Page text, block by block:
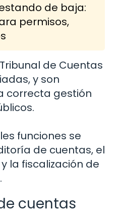
de baja:
permisos,
de Cuentas
y son
correcta gestión
funciones se
de cuentas, el
la fiscalización de
cuentas